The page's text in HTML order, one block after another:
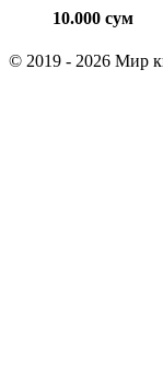
10.000 сум
© 2019 - 2026 Мир